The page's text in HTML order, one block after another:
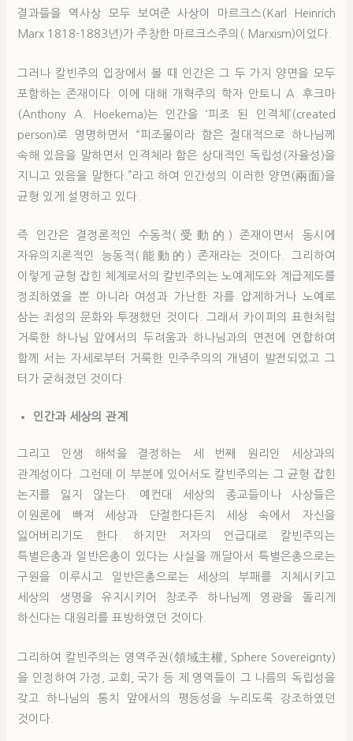
결과들을 역사상 모두 보여준 사상이 마르크스(Karl Heinrich
Marx 1818-1883년)가 주창한 마르크스주의( Marxism)이었다.
그러나 칼빈주의 입장에서 볼 때 인간은 그 두 가지 양면을 모두
포함하는 존재이다. 이에 대해 개혁주의 학자 안토니 A. 후크마
(Anthony A. Hoekema)는 인간을 ‘피조 된 인격체’(created
person)로 명명하면서 “피조물이라 함은 절대적으로 하나님께
속해 있음을 말하면서 인격체라 함은 상대적인 독립성(자율성)을
지니고 있음을 말한다.”라고 하여 인간성의 이러한 양면(兩面)을
균형 있게 설명하고 있다.
즉 인간은 결정론적인 수동적(受動的) 존재이면서 동시에
자유의지론적인 능동적(能動的) 존재라는 것이다. 그리하여
이렇게 균형 잡힌 체계로서의 칼빈주의는 노예제도와 계급제도를
정죄하였을 뿐 아니라 여성과 가난한 자를 압제하거나 노예로
삼는 죄성의 문화와 투쟁했던 것이다. 그래서 카이퍼의 표현처럼
거룩한 하나님 앞에서의 두려움과 하나님과의 면전에 연합하여
함께 서는 자세로부터 거룩한 민주주의의 개념이 발전되었고 그
터가 굳혀졌던 것이다.
인간과 세상의 관계
그리고 인생 해석을 결정하는 세 번째 원리인 세상과의
관계성이다. 그런데 이 부분에 있어서도 칼빈주의는 그 균형 잡힌
논지를 잃지 않는다. 예컨대 세상의 종교들이나 사상들은
이원론에 빠져 세상과 단절한다든지 세상 속에서 자신을
잃어버리기도 한다. 하지만 저자의 언급대로 칼빈주의는
특별은총과 일반은총이 있다는 사실을 깨달아서 특별은총으로는
구원을 이루시고 일반은총으로는 세상의 부패를 지체시키고
세상의 생명을 유지시키어 창조주 하나님께 영광을 돌리게
하신다는 대원리를 표방하였던 것이다.
그리하여 칼빈주의는 영역주권(領域主權, Sphere Sovereignty)
을 인정하여 가정, 교회, 국가 등 제 영역들이 그 나름의 독립성을
갖고 하나님의 통치 앞에서의 평등성을 누리도록 강조하였던
것이다.